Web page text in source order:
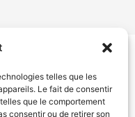
telles que les
Le fait de consentir
que le comportement
consentir ou de retirer son